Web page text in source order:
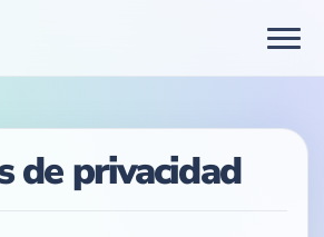
de privacidad